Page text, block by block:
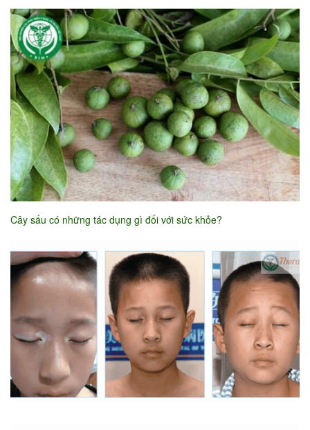
Cây sấu có những tác dụng gì đối với sức khỏe?